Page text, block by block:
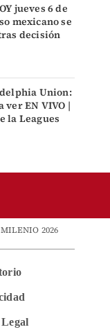
jueves 6 de
mexicano se
decisión
Union:
ver EN VIVO |
la Leagues
2026